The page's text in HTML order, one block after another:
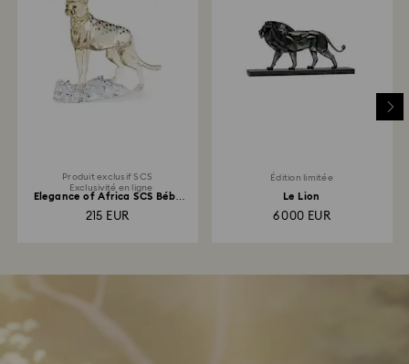
Produit exclusif SCS
Exclusivité en ligne
Elegance of Africa SCS Bébé
215 EUR
Édition limitée
Le Lion
6 000 EUR